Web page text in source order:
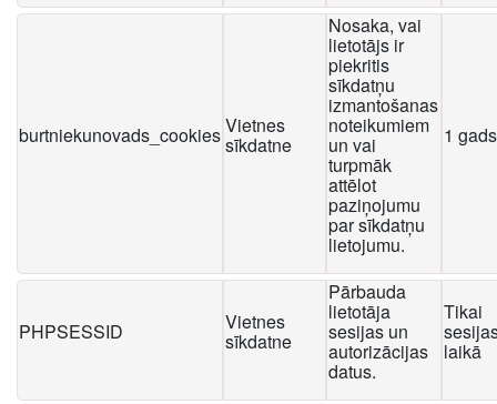
burtniekunovads_cookiesVietnes
sīkdatne
Nosaka, vai
lietotājs ir
piekritis
sīkdatņu
izmantošanas
noteikumiem
un vai
turpmāk
attēlot
paziņojumu
par sīkdatņu
lietojumu.
1 gads
PHPSESSID Vietnes
sīkdatne
Pārbauda
lietotāja
sesijas un
autorizācijas
datus.
Tikai
laikā